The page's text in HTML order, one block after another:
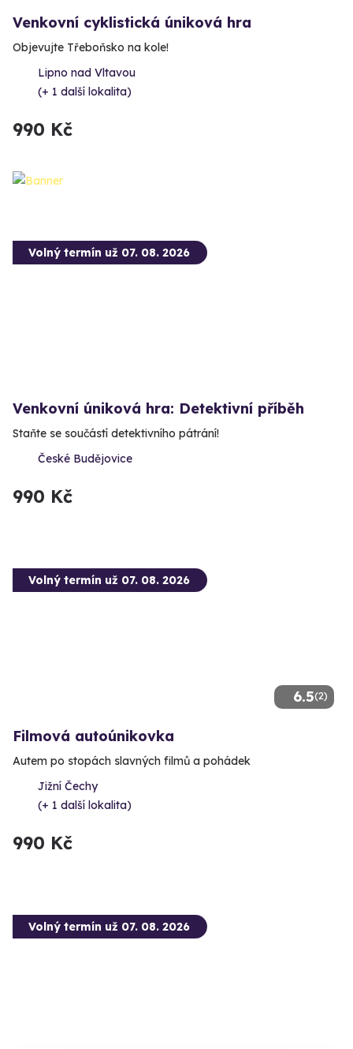
Venkovní cyklistická úniková hra
Objevujte Třeboňsko na kole!
Lipno nad Vltavou
(+ 1 další lokalita)
990 Kč
Volný termín už 07. 08. 2026
Venkovní úniková hra: Detektivní příběh
Staňte se součástí detektivního pátrání!
České Budějovice
990 Kč
6.5(2)
Volný termín už 07. 08. 2026
Filmová autoúnikovka
Autem po stopách slavných filmů a pohádek
Jižní Čechy
(+ 1 další lokalita)
990 Kč
Volný termín už 07. 08. 2026